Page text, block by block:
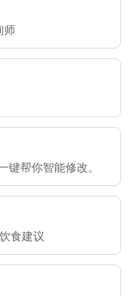
师
键帮你智能修改。
食建议